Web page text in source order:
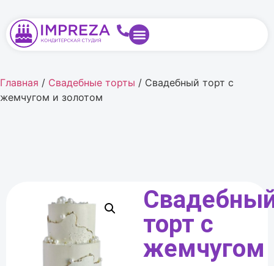
Главная / Свадебные торты / Свадебный торт с
жемчугом и золотом
торт с
жемчугом